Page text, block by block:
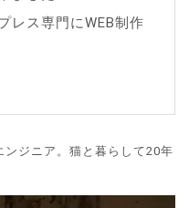
レス専門にWEB制作
ジニア。猫と暮らして20年